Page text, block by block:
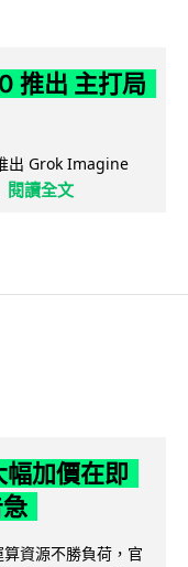
推出 主打局
出 Grok Imagine
閱讀全文
加價在即
資源不勝負荷，官